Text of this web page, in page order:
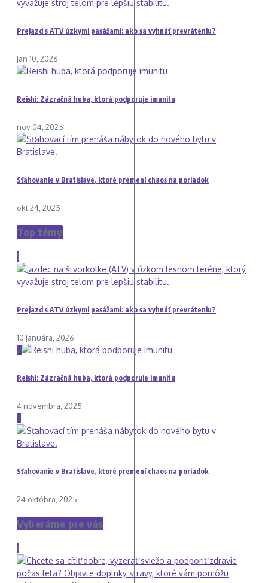
Prejazd s ATV úzkymi pasážami: ako sa vyhnúť prevráteniu?
jan 10, 2026
Reishi: Zázračná huba, ktorá podporuje imunitu
nov 04, 2025
Sťahovanie v Bratislave, ktoré premení chaos na poriadok
okt 24, 2025
Top témy
1
Prejazd s ATV úzkymi pasážami: ako sa vyhnúť prevráteniu?
10 januára, 2026
2
Reishi: Zázračná huba, ktorá podporuje imunitu
4 novembra, 2025
3
Sťahovanie v Bratislave, ktoré premení chaos na poriadok
24 októbra, 2025
Vyberáme pre vás
1